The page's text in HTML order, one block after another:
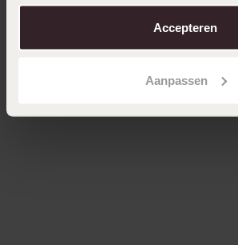
over in onscookiebeleid.
Accepteren
Aanpassen